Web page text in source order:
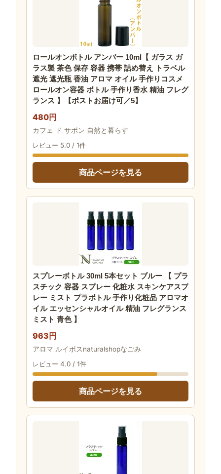
ロールオンボトル アンバー 10ml【 ガラス ガ
ラス製 茶色 保存 容器 携帯 詰め替え トラベル
遮光 遮光瓶 香油 アロマ オイル 手作りコスメ
ロールオン容器 ボトル 手作り香水 精油 フレグ
ランス 】【ポストお届け可／5】
480円
カフェ ド サボン 自然と暮らす
レビュー 5.0 / 1件
商品ページを見る
スプレーボトル 30ml 5本セット ブルー 【 プラ
スチック 容器 スプレー 化粧水 スキンケアスプ
レー ミスト プラボトル 手作り化粧品 アロマオ
イル エッセンシャルオイル 精油 フレグランス
ミスト 青色 】
963円
アロマ ルイボスnaturalshopなごみ
レビュー 4.0 / 1件
商品ページを見る